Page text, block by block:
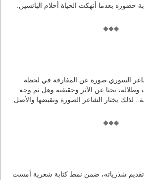
حضوره بعدما أنهكت الحياة أحلام البائسين.
السوري صورة عن المفارقة في لحظة
بحثا عن الأثر وحقيقته وهل ثم وجه
لذلك يختار الشاعر الصورة ونقيضها والأصل
شذرياته، ضمن نمط كتابة شعرية أمست